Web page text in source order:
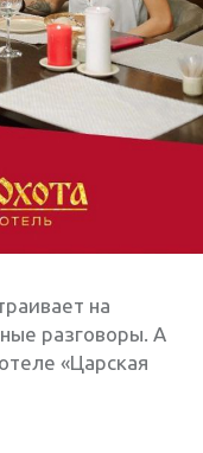
на
разговоры. А
«Царская